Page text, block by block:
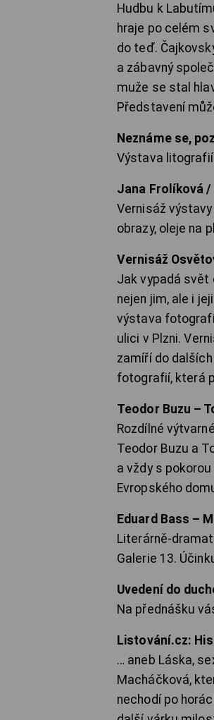
Hudbu k
hraje po celém
do teď.
a zábavný
muže se stal
Představení
Neznáme se,
Výstava
Jana Frolíková
Vernisáž
obrazy, oleje na
Vernisáž
Jak vypadá svět
nejen jim, ale i
výstava
ulici v Plzni.
zamíří do
fotografií, která
Teodor Buzu –
Rozdílné
Teodor Buzu a
a vždy s
Evropského
Eduard Bass –
Literárně-
Galerie 13.
Uvedení do
Na přednášku
Listování.cz:
… aneb Láska,
Macháčková,
nechodí po